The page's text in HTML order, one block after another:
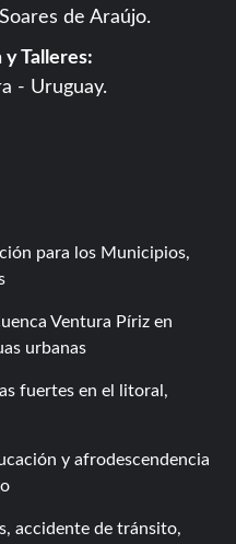
de Araújo.
Talleres:
- Uruguay.
para los Municipios,
Ventura Píriz en
urbanas
fuertes en el litoral,
y afrodescendencia
accidente de tránsito,